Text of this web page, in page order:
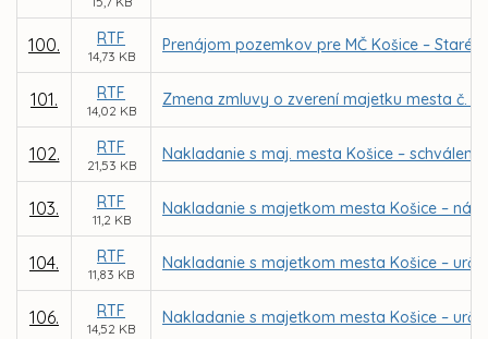
100. RTF
14,73 KB
Prenájom pozemkov pre MČ Košice –
101. RTF
14,02 KB
Zmena zmluvy o zverení majetku mesta č.
102. RTF
21,53 KB
Nakladanie s maj. mesta Košice –
103. RTF
11,2 KB
Nakladanie s majetkom mesta Košice –
104. RTF
11,83 KB
Nakladanie s majetkom mesta Košice –
106. RTF
14,52 KB
Nakladanie s majetkom mesta Košice –